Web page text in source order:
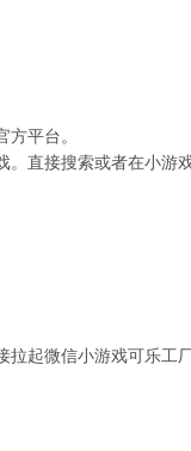
平台。
。直接搜索或者在小游
拉起微信小游戏可乐工